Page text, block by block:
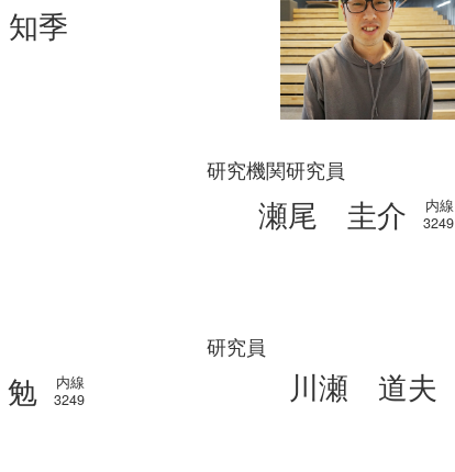
季
研究機関研究員
瀬尾 圭介
内線
3249
内線
3249
研究員
川瀬 道夫